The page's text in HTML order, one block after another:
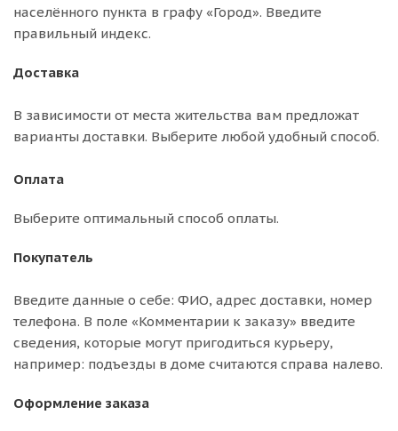
населённого пункта в графу «Город». Введите
правильный индекс.
Доставка
В зависимости от места жительства вам предложат
варианты доставки. Выберите любой удобный способ.
Оплата
Выберите оптимальный способ оплаты.
Покупатель
Введите данные о себе: ФИО, адрес доставки, номер
телефона. В поле «Комментарии к заказу» введите
сведения, которые могут пригодиться курьеру,
например: подъезды в доме считаются справа налево.
Оформление заказа